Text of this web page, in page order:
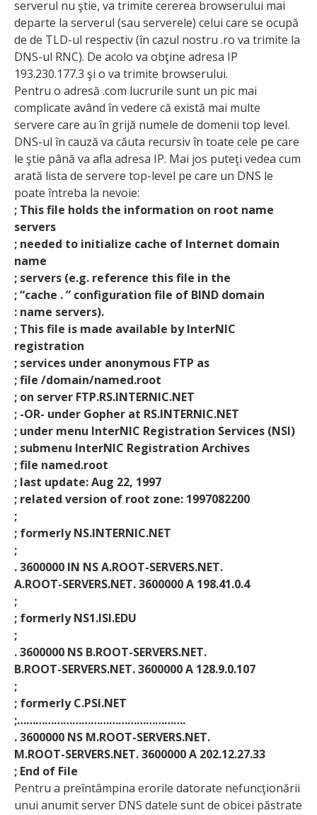
serverul nu ştie, va trimite cererea browserului mai
departe la serverul (sau serverele) celui care se ocupă
de de TLD-ul respectiv (în cazul nostru .ro va trimite la
DNS-ul RNC). De acolo va obţine adresa IP
193.230.177.3 şi o va trimite browserului.
Pentru o adresă .com lucrurile sunt un pic mai
complicate având în vedere că există mai multe
servere care au în grijă numele de domenii top level.
DNS-ul în cauză va căuta recursiv în toate cele pe care
le ştie până va afla adresa IP. Mai jos puteţi vedea cum
arată lista de servere top-level pe care un DNS le
poate întreba la nevoie:
; This file holds the information on root name
servers
; needed to initialize cache of Internet domain
name
; servers (e.g. reference this file in the
; “cache .” configuration file of BIND domain
: name servers).
; This file is made available by InterNIC
registration
; services under anonymous FTP as
; file /domain/named.root
; on server FTP.RS.INTERNIC.NET
; -OR- under Gopher at RS.INTERNIC.NET
; under menu InterNIC Registration Services (NSI)
; submenu InterNIC Registration Archives
; file named.root
; last update: Aug 22, 1997
; related version of root zone: 1997082200
;
; formerly NS.INTERNIC.NET
;
. 3600000 IN NS A.ROOT-SERVERS.NET.
A.ROOT-SERVERS.NET. 3600000 A 198.41.0.4
;
; formerly NS1.ISI.EDU
;
. 3600000 NS B.ROOT-SERVERS.NET.
B.ROOT-SERVERS.NET. 3600000 A 128.9.0.107
;
; formerly C.PSI.NET
;……………………………………………….
. 3600000 NS M.ROOT-SERVERS.NET.
M.ROOT-SERVERS.NET. 3600000 A 202.12.27.33
; End of File
Pentru a preîntâmpina erorile datorate nefuncţionării
unui anumit server DNS datele sunt de obicei păstrate